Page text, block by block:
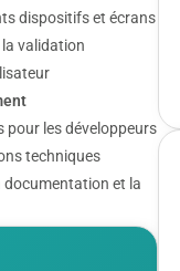
dispositifs et écrans
validation
pour les développeurs
techniques
et la